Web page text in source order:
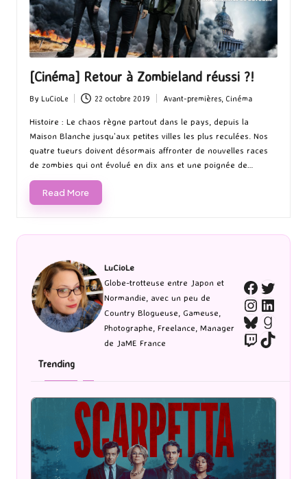
[Cinéma] Retour à Zombieland réussi ?!
Posted
by
By LuCioLe 22 octobre 2019
Posted
in
Avant-premières, Cinéma
Histoire : Le chaos règne partout dans le pays, depuis la
Maison Blanche jusqu’aux petites villes les plus reculées. Nos
quatre tueurs doivent désormais affronter de nouvelles races
de zombies qui ont évolué en dix ans et une poignée de…
Read More
LuCioLe
Globe-trotteuse entre Japon et
Normandie, avec un peu de
Country Blogueuse, Gameuse,
Photographe, Freelance, Manager
de JaME France
Bluesky
TwitchTikTok
Trending